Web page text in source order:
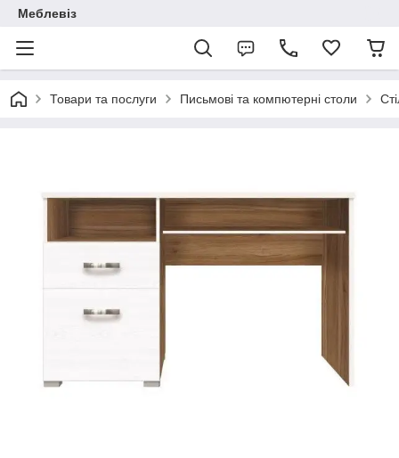
Меблевіз
Товари та послуги Письмові та компютерні столи